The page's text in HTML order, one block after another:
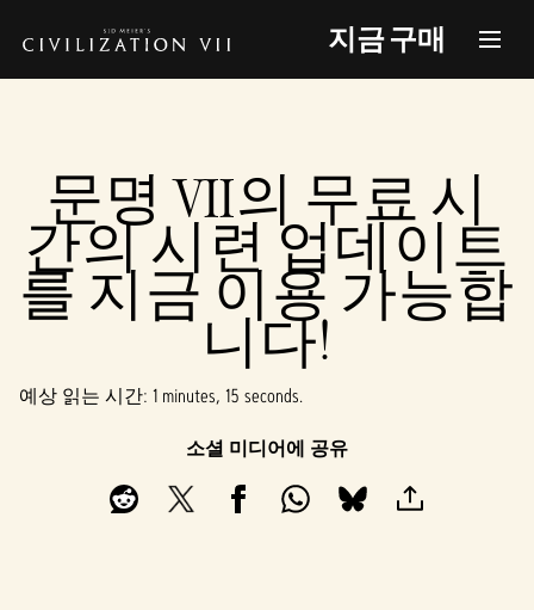
지금 구매
문명 VII의 무료 시
간의 시련 업데이트
를 지금 이용 가능합
니다!
예상 읽는 시간 1 minutes, 15 seconds
소셜 미디어에 공유